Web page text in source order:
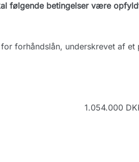
følgende betingelser være
forhåndslån, underskrevet af et
1.054.000